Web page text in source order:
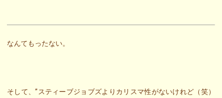
なんてもったない。
そして、”スティーブジョブズよりカリスマ性がないけれど（笑）